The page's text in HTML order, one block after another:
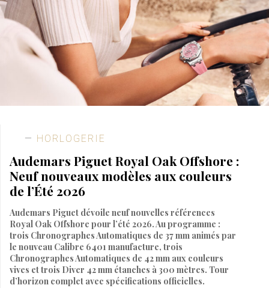
HORLOGERIE
Audemars Piguet Royal Oak Offshore :
Neuf nouveaux modèles aux couleurs
de l’Été 2026
Audemars Piguet dévoile neuf nouvelles références
Royal Oak Offshore pour l’été 2026. Au programme :
trois Chronographes Automatiques de 37 mm animés par
le nouveau Calibre 6401 manufacture, trois
Chronographes Automatiques de 42 mm aux couleurs
vives et trois Diver 42 mm étanches à 300 mètres. Tour
d’horizon complet avec spécifications officielles.